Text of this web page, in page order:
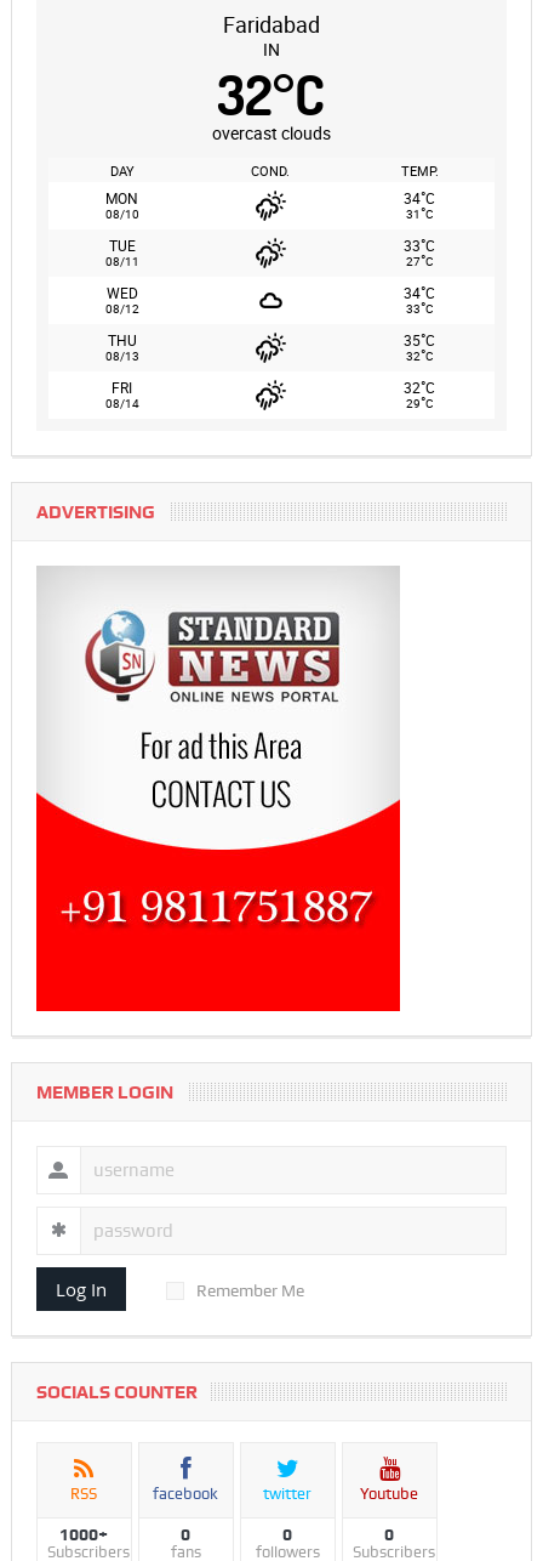
Faridabad
IN
32°C
overcast clouds
DAY COND. TEMP.
MON
08/10
34°C
31°C
TUE
08/11
33°C
27°C
WED
08/12
34°C
33°C
THU
08/13
35°C
32°C
FRI
08/14
32°C
29°C
ADVERTISING
MEMBER LOGIN
Log In Remember Me
SOCIALS COUNTER
RSS
1000+
Subscribers
facebook
0
fans
twitter
0
followers
Youtube
0
Subscribers